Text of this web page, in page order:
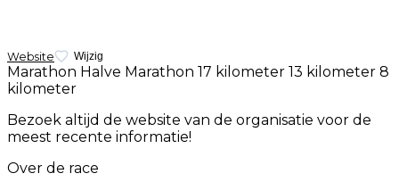
Website Wijzig
Marathon Halve Marathon 17 kilometer 13 kilometer 8
kilometer
Bezoek altijd de website van de organisatie voor de
meest recente informatie!
Over de race